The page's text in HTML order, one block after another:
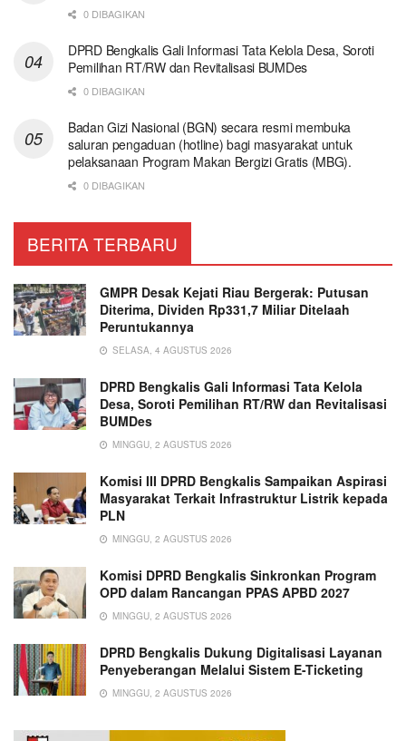
0 DIBAGIKAN
DPRD Bengkalis Gali Informasi Tata Kelola Desa, Soroti
Pemilihan RT/RW dan Revitalisasi BUMDes
0 DIBAGIKAN
Badan Gizi Nasional (BGN) secara resmi membuka
saluran pengaduan (hotline) bagi masyarakat untuk
pelaksanaan Program Makan Bergizi Gratis (MBG).
0 DIBAGIKAN
BERITA TERBARU
GMPR Desak Kejati Riau Bergerak: Putusan
Diterima, Dividen Rp331,7 Miliar Ditelaah
Peruntukannya
SELASA, 4 AGUSTUS 2026
DPRD Bengkalis Gali Informasi Tata Kelola
Desa, Soroti Pemilihan RT/RW dan Revitalisasi
BUMDes
MINGGU, 2 AGUSTUS 2026
Komisi III DPRD Bengkalis Sampaikan Aspirasi
Masyarakat Terkait Infrastruktur Listrik kepada
PLN
MINGGU, 2 AGUSTUS 2026
Komisi DPRD Bengkalis Sinkronkan Program
OPD dalam Rancangan PPAS APBD 2027
MINGGU, 2 AGUSTUS 2026
DPRD Bengkalis Dukung Digitalisasi Layanan
Penyeberangan Melalui Sistem E-Ticketing
MINGGU, 2 AGUSTUS 2026